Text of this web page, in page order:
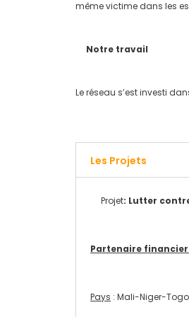
même victime dans les
Notre travail
Le réseau s’est investi
Les Projets
Projet: Lutter
Partenaire financier
Pays : Mali-Niger-Togo